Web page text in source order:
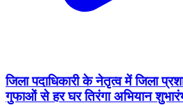
जिला पदाधिकारी के नेतृत्व में जिला
गुफाओं से हर घर तिरंगा अभियान